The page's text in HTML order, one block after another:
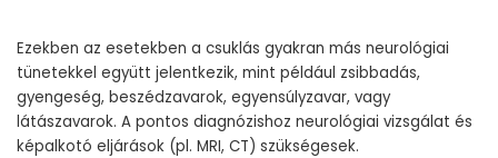
Ezekben az esetekben a csuklás gyakran más neurológiai
tünetekkel együtt jelentkezik, mint például zsibbadás,
gyengeség, beszédzavarok, egyensúlyzavar, vagy
látászavarok. A pontos diagnózishoz neurológiai vizsgálat és
képalkotó eljárások (pl. MRI, CT) szükségesek.